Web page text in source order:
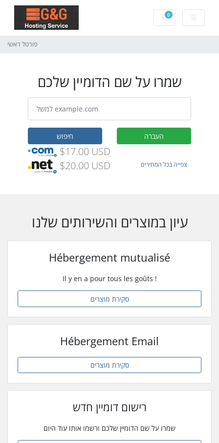
0עגלת קניות
פורטל ראשי
שמרו על שם הדומיין שלכם
חיפוש העברה
$17.00 USD
$20.00 USD
צפייה בכל המחירים
עיון במוצרים והשירותים שלנו
Hébergement mutualisé
Il y en a pour tous les goûts !
סקירת מוצרים
Hébergement Email
סקירת מוצרים
רישום דומיין חדש
שמרו על שם הדומיין שלכם ורשמו אותו עוד היום